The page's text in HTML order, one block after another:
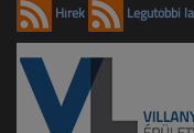
Hírek Legutóbbi